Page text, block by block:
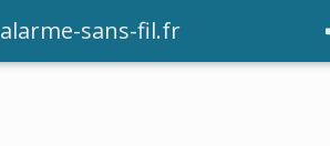
alarme-sans-fil.fr